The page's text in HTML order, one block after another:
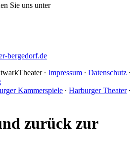
Sie uns unter
bergedorf.de
∙ Impressum ∙ Datenschutz ∙
Kammerspiele ∙ Harburger Theater∙
zurück zur